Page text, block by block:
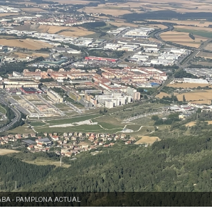
-PAMPLONA ACTUAL